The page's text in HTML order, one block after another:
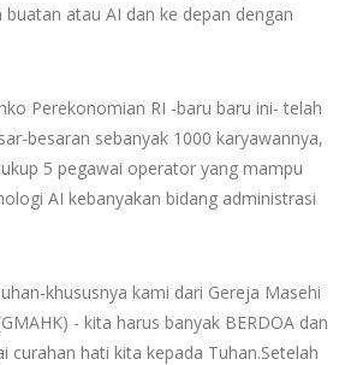
atau AI dan ke depan dengan
Perekonomian RI -baru baru ini- telah
besaran sebanyak 1000 karyawannya,
5 pegawai operator yang mampu
AI kebanyakan bidang administrasi
khususnya kami dari Gereja Masehi
- kita harus banyak BERDOA dan
curahan hati kita kepada Tuhan.Setelah